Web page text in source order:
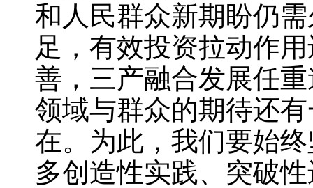
和人民群众新期盼仍
足，有效投资拉动作
善，三产融合发展任
领域与群众的期待还
在。为此，我们要始
多创造性实践、突破